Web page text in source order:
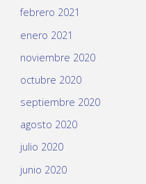
febrero 2021
enero 2021
noviembre 2020
octubre 2020
septiembre 2020
agosto 2020
julio 2020
junio 2020